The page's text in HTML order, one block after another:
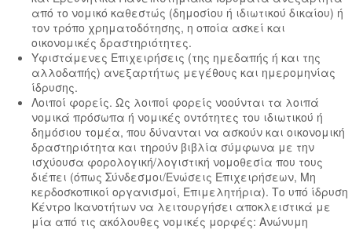
από το νομικό καθεστώς (δημοσίου ή ιδιωτικού δικαίου) ή
τον τρόπο χρηματοδότησης, η οποία ασκεί και
οικονομικές δραστηριότητες.
Υφιστάμενες Επιχειρήσεις (της ημεδαπής ή και της
αλλοδαπής) ανεξαρτήτως μεγέθους και ημερομηνίας
ίδρυσης.
Λοιποί φορείς. Ως λοιποί φορείς νοούνται τα λοιπά
νομικά πρόσωπα ή νομικές οντότητες του ιδιωτικού ή
δημόσιου τομέα, που δύνανται να ασκούν και οικονομική
δραστηριότητα και τηρούν βιβλία σύμφωνα με την
ισχύουσα φορολογική/λογιστική νομοθεσία που τους
διέπει (όπως Σύνδεσμοι/Ενώσεις Επιχειρήσεων, Μη
κερδοσκοπικοί οργανισμοί, Επιμελητήρια). Το υπό ίδρυση
Κέντρο Ικανοτήτων να λειτουργήσει αποκλειστικά με
μία από τις ακόλουθες νομικές μορφές: Ανώνυμη